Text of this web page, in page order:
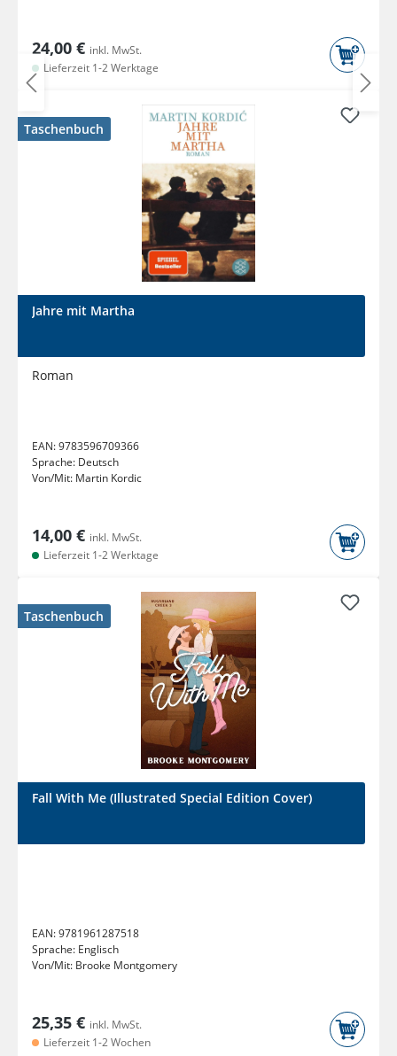
24,00 € inkl. MwSt.
Lieferzeit 1-2 Werktage
Taschenbuch
Jahre mit Martha
Roman
EAN:9783596709366
Sprache: Deutsch
Von/Mit: Martin Kordic
14,00 € inkl. MwSt.
Lieferzeit 1-2 Werktage
Taschenbuch
Fall With Me (Illustrated Special Edition Cover)
EAN:9781961287518
Sprache: Englisch
Von/Mit: Brooke Montgomery
25,35 € inkl. MwSt.
Lieferzeit 1-2 Wochen